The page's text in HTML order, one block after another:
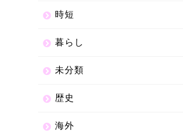
時短
暮らし
未分類
歴史
海外